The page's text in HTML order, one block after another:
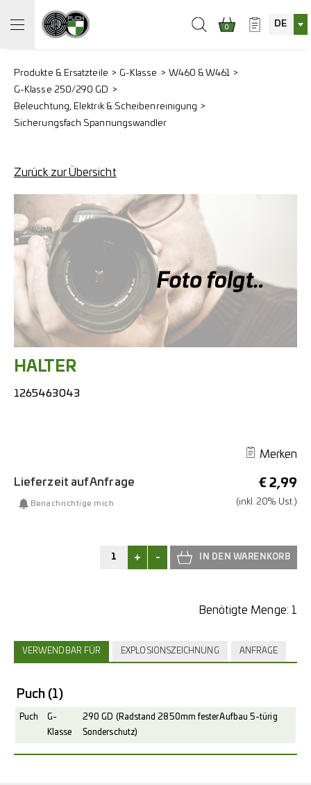
0 DE
Produkte & Ersatzteile G-Klasse
W460 & W461
G-Klasse 250/290 GD
Beleuchtung, Elektrik & Scheibenreinigung
Sicherungsfach Spannungswandler
Zurück zur Übersicht
HALTER
1265463043
Merken
€ 2,99
(inkl. 20% Ust.)
Lieferzeit auf Anfrage
Benachrichtige mich
+ -
Benötigte Menge: 1
VERWENDBAR FÜR EXPLOSIONSZEICHNUNG ANFRAGE
Puch (1)
Puch
G-
Klasse
290 GD (Radstand 2850mm fester Aufbau 5-türig
Sonderschutz)